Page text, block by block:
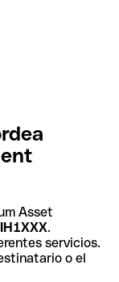
Asset
.
servicios.
o el